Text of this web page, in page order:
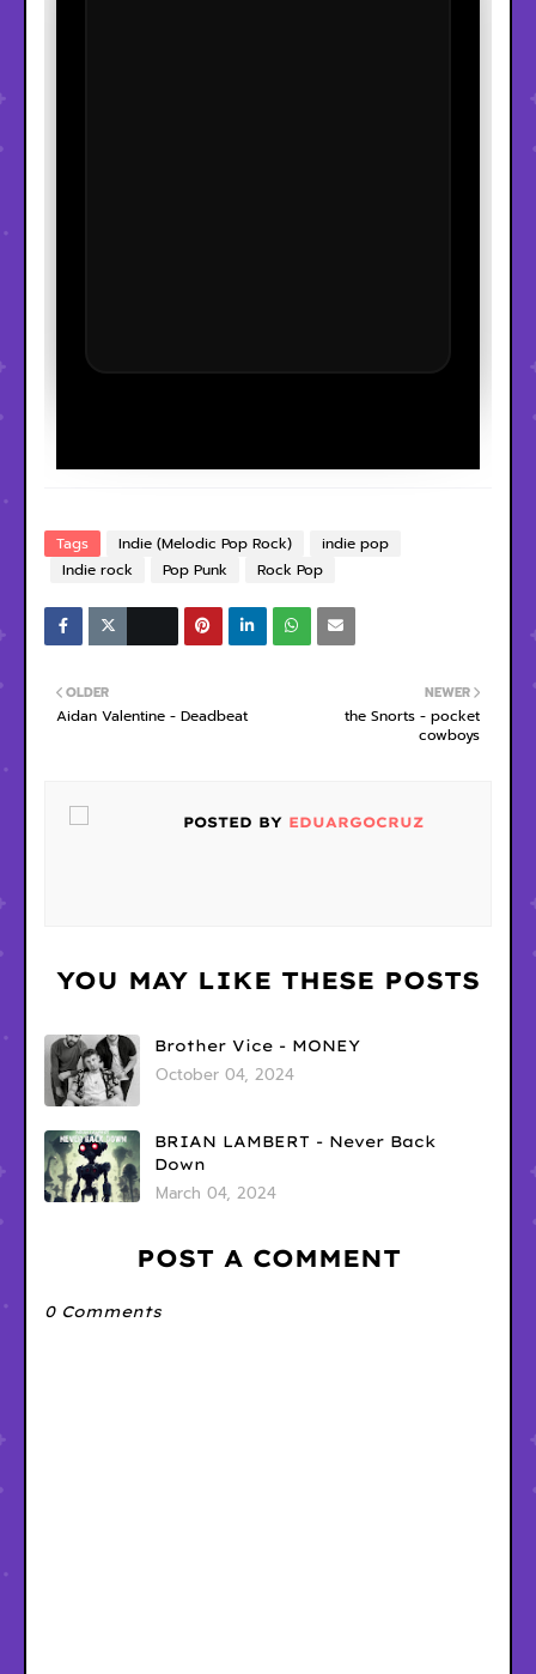
Tags Indie (Melodic Pop Rock)
indie pop
Indie rock
Pop Punk Rock Pop
NEWER
the Snorts - pocket
cowboys
OLDER
Aidan Valentine - Deadbeat
POSTED BY EDUARGOCRUZ
YOU MAY LIKE THESE POSTS
Brother Vice - MONEY
October 04, 2024
BRIAN LAMBERT - Never Back
Down
March 04, 2024
POST A COMMENT
0 Comments